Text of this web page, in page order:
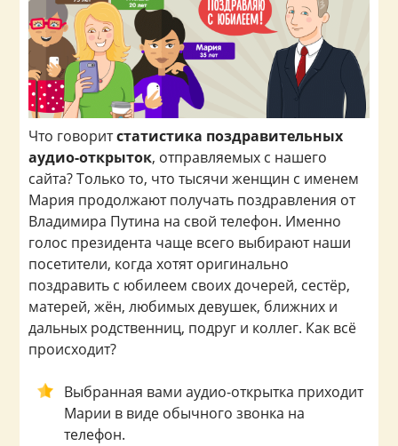
Что говоритстатистика поздравительных
аудио-открыток, отправляемых с нашего
сайта? Только то, что тысячи женщин с именем
Мария продолжают получать поздравления от
Владимира Путина на свой телефон. Именно
голос президента чаще всего выбирают наши
посетители, когда хотят оригинально
поздравить с юбилеем своих дочерей, сестёр,
матерей, жён, любимых девушек, ближних и
дальных родственниц, подруг и коллег. Как всё
происходит?
Выбранная вами аудио-открытка приходит
Марии в виде обычного звонка на
телефон.